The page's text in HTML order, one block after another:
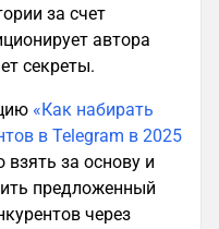
за счет
автора
секреты.
«Как набирать
в Telegram в 2025
за основу и
предложенный
через